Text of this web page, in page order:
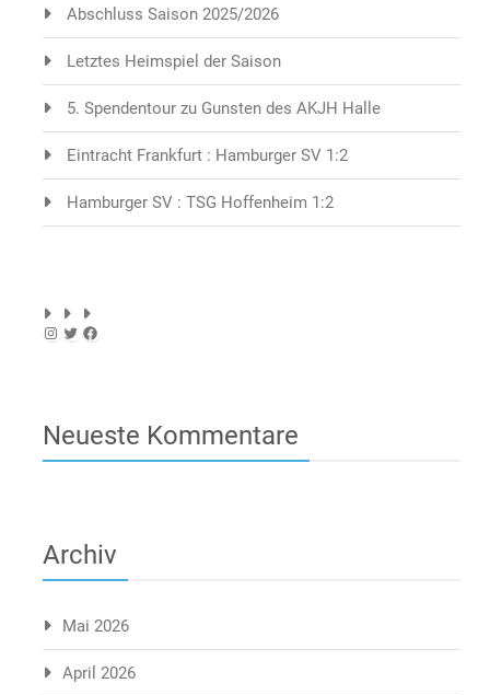
Abschluss Saison 2025/2026
Letztes Heimspiel der Saison
5. Spendentour zu Gunsten des AKJH Halle
Eintracht Frankfurt : Hamburger SV 1:2
Hamburger SV : TSG Hoffenheim 1:2
Instagram
TwitterFacebook
Neueste Kommentare
Archiv
Mai 2026
April 2026